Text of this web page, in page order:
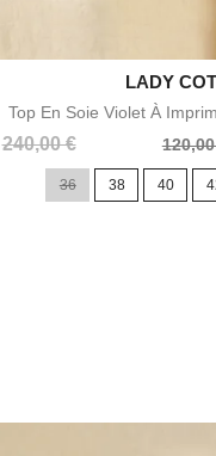
Aperçu
LADY
Top En Soie Violet À
240,00 €
Prix
Prix
36 38 40